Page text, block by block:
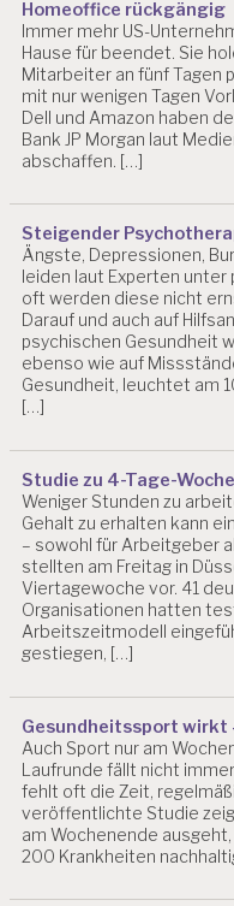
Homeoffice rückgängig
Immer mehr US-
Hause für beendet. Sie
Mitarbeiter an fünf Tagen
mit nur wenigen Tagen
Dell und Amazon haben
Bank JP Morgan laut
abschaffen. […]
Steigender
Ängste, Depressionen,
leiden laut Experten unter
oft werden diese nicht
Darauf und auch auf
psychischen Gesundheit
ebenso wie auf
Gesundheit, leuchtet am
[…]
Studie zu 4-Tage-Woche
Weniger Stunden zu
Gehalt zu erhalten kann
– sowohl für Arbeitgeber
stellten am Freitag in
Viertagewoche vor. 41
Organisationen hatten
Arbeitszeitmodell
gestiegen, […]
Gesundheitssport wirkt
Auch Sport nur am
Laufrunde fällt nicht
fehlt oft die Zeit,
veröffentlichte Studie
am Wochenende
200 Krankheiten